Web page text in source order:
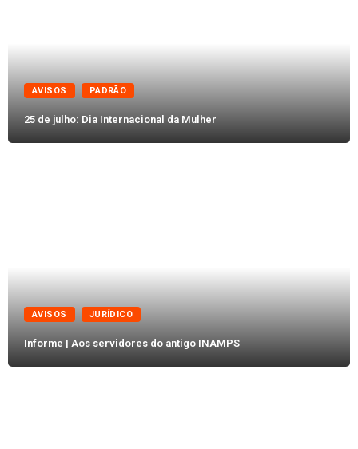
AVISOS PADRÃO
25 de julho: Dia Internacional da Mulher
AVISOS JURÍDICO
Informe | Aos servidores do antigo INAMPS